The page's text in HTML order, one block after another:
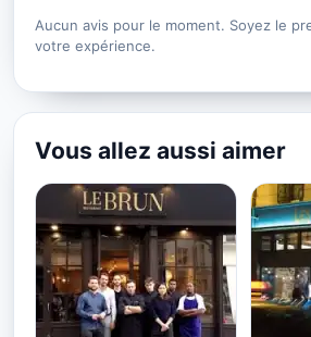
Aucun avis pour le moment. Soyez le
votre expérience.
Vous allez aussi aimer